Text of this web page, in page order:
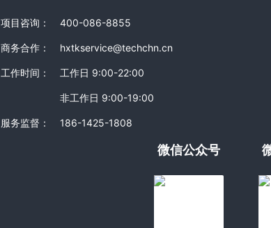
项目咨询： 400-086-8855
商务合作： hxtkservice@techchn.cn
工作时间： 工作日 9:00-22:00
非工作日 9:00-19:00
服务监督： 186-1425-1808
微信公众号